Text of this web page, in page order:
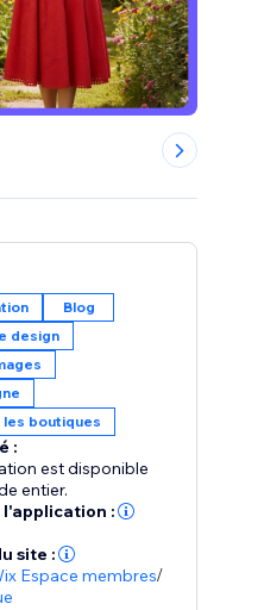
Blog
design
boutiques
:
est disponible
entier.
l'application :
site :
Espace membres/